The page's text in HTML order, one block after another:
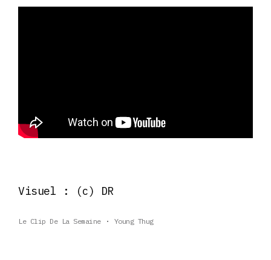
Visuel : (c) DR
Le Clip De La Semaine Young Thug